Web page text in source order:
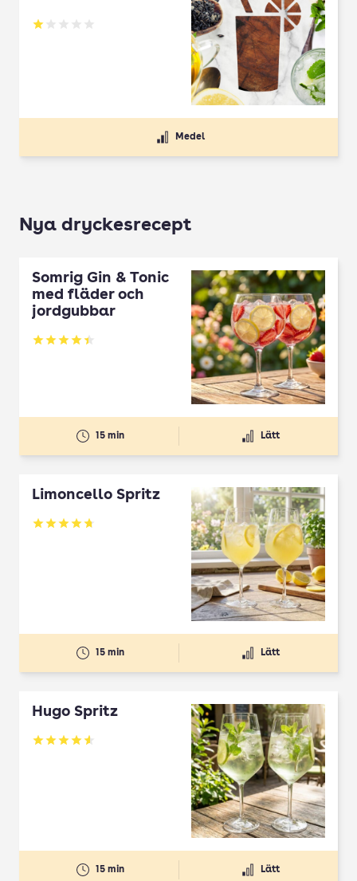
Betyg: 1 av 5
Medel
Nya dryckesrecept
Somrig Gin & Tonic
med fläder och
jordgubbar
Betyg: 4.45 av 5
15 min Lätt
Limoncello Spritz
Betyg: 4.7 av 5
15 min Lätt
Hugo Spritz
Betyg: 4.61 av 5
15 min Lätt